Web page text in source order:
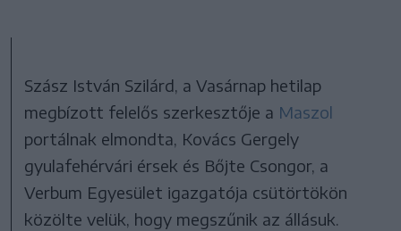
Szász István Szilárd, a Vasárnap hetilap
megbízott felelős szerkesztője a Maszol
portálnak elmondta, Kovács Gergely
gyulafehérvári érsek és Bőjte Csongor, a
Verbum Egyesület igazgatója csütörtökön
közölte velük, hogy megszűnik az állásuk.